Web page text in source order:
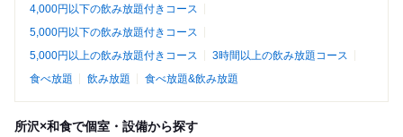
4,000円以下の飲み放題付きコース
5,000円以下の飲み放題付きコース
5,000円以上の飲み放題付きコース
3時間以上の飲み放題コース
食べ放題
飲み放題 食べ放題&飲み放題
所沢×和食で個室・設備から探す